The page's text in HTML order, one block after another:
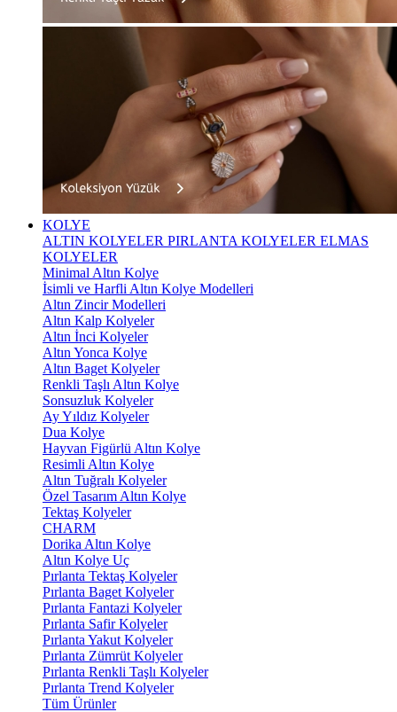
KOLYE
ALTIN KOLYELER PIRLANTA KOLYELER ELMAS
KOLYELER
Minimal Altın Kolye
İsimli ve Harfli Altın Kolye Modelleri
Altın Zincir Modelleri
Altın Kalp Kolyeler
Altın İnci Kolyeler
Altın Yonca Kolye
Altın Baget Kolyeler
Renkli Taşlı Altın Kolye
Sonsuzluk Kolyeler
Ay Yıldız Kolyeler
Dua Kolye
Hayvan Figürlü Altın Kolye
Resimli Altın Kolye
Altın Tuğralı Kolyeler
Özel Tasarım Altın Kolye
Tektaş Kolyeler
CHARM
Dorika Altın Kolye
Altın Kolye Uç
Pırlanta Tektaş Kolyeler
Pırlanta Baget Kolyeler
Pırlanta Fantazi Kolyeler
Pırlanta Safir Kolyeler
Pırlanta Yakut Kolyeler
Pırlanta Zümrüt Kolyeler
Pırlanta Renkli Taşlı Kolyeler
Pırlanta Trend Kolyeler
Tüm Ürünler